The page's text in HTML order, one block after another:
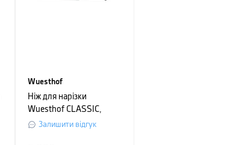
Wuesthof
Ніж для нарізки
Wuesthof CLASSIC,
довжина 14 см
Залишити відгук